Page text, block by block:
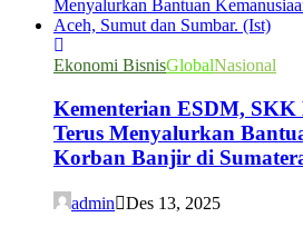
Ekonomi BisnisGlobalNasional
Kementerian ESDM,
Terus Menyalurkan
Korban Banjir di
admin Des 13, 2025